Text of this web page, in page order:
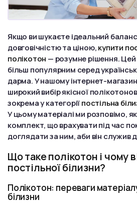
Якщо ви шукаєте ідеальний
довговічністю та ціною,купити
полікотон — розумне рішення.
більш популярним серед
дарма. У нашому інтернет-
широкий вибір якісної
зокрема у категоріїпостільна
У цьому матеріалі ми розповімо,
комплект, що врахувати під час
доглядати за ним, аби він служив
Що таке полікотон і чому
постільної білизни?
Полікотон: переваги
білизни